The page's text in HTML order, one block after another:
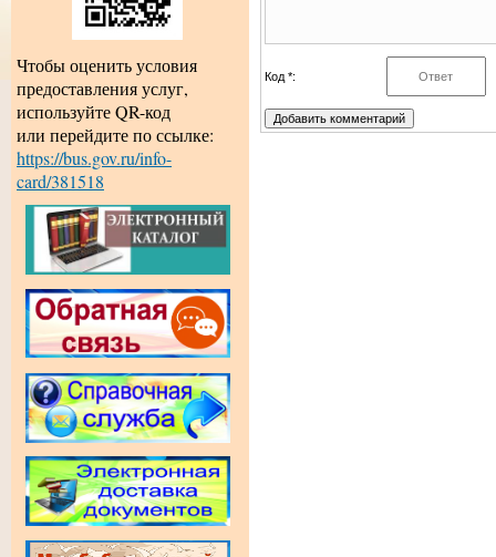
Чтобы оценить условия
предоставления услуг,
используйте QR-код
или перейдите по ссылке:
https://bus.gov.ru/info-
card/381518
Код *: